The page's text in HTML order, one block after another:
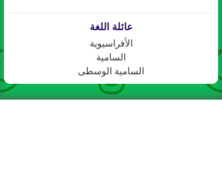
عائلة اللغة
الأفراسيوية
السامية
السامية الوسطى